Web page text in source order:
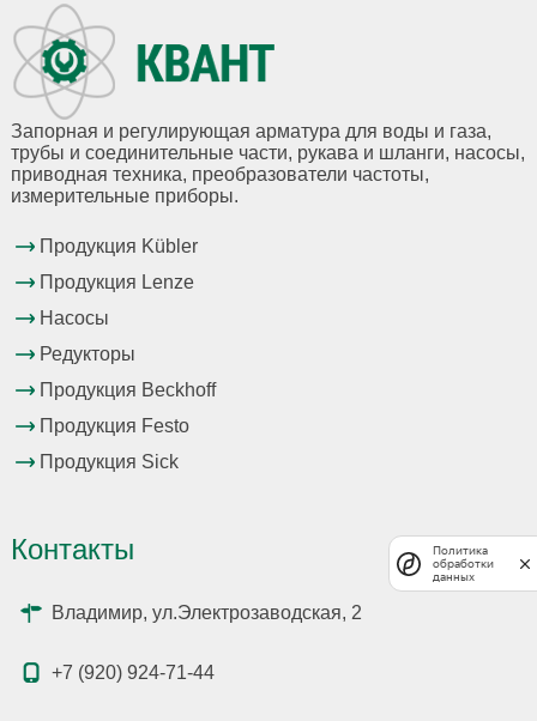
Запорная и регулирующая арматура для воды и газа,
трубы и соединительные части, рукава и шланги, насосы,
приводная техника, преобразователи частоты,
измерительные приборы.
Продукция Kübler
Продукция Lenze
Насосы
Редукторы
Продукция Beckhoff
Продукция Festo
Продукция Sick
Контакты
Владимир, ул.Электрозаводская, 2
+7 (920) 924-71-44
Политика
обработки
данных